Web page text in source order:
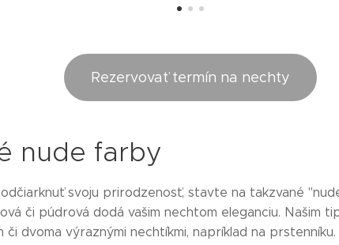
Rezervovať termín na nechty
nude farby
svoju prirodzenosť, stavte na takzvané
či púdrová dodá vašim nechtom eleganciu. Našim
či dvoma výraznými nechtíkmi, napríklad na prstenníku.